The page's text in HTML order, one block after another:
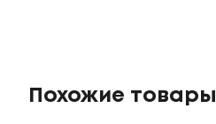
Похожие товары